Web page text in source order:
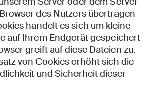
des Nutzers übertragen
handelt es sich um kleine
auf Ihrem Endgerät gespeichert
greift auf diese Dateien zu.
von Cookies erhöht sich die
und Sicherheit dieser